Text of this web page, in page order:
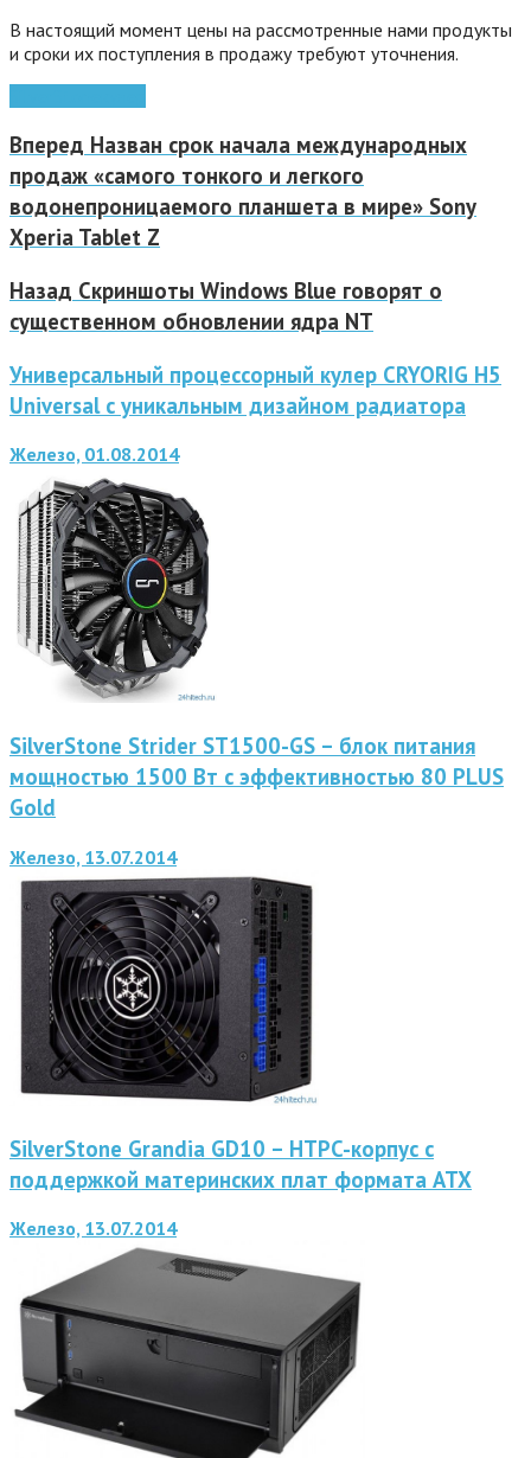
В настоящий момент цены на рассмотренные нами продукты
и сроки их поступления в продажу требуют уточнения.
Вперед Назван срок начала международных
продаж «самого тонкого и легкого
водонепроницаемого планшета в мире» Sony
Xperia Tablet Z
Назад Скриншоты Windows Blue говорят о
существенном обновлении ядра NT
Универсальный процессорный кулер CRYORIG H5
Universal с уникальным дизайном радиатора
Железо, 01.08.2014
SilverStone Strider ST1500-GS – блок питания
мощностью 1500 Вт с эффективностью 80 PLUS
Gold
Железо, 13.07.2014
SilverStone Grandia GD10 – HTPC-корпус с
поддержкой материнских плат формата ATX
Железо, 13.07.2014